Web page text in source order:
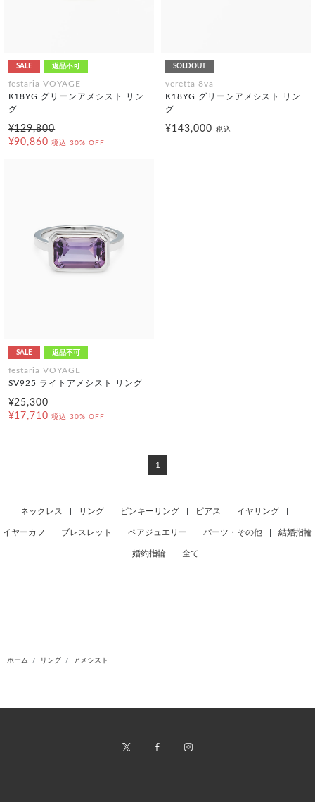
SALE 返品不可
festaria VOYAGE
K18YG グリーンアメシスト リン
グ
¥129,800
¥90,860 税込 30% OFF
SOLDOUT
veretta 8va
K18YG グリーンアメシスト リン
グ
¥143,000 税込
SALE 返品不可
festaria VOYAGE
SV925 ライトアメシスト リング
¥25,300
¥17,710 税込 30% OFF
1
ネックレス リング ピンキーリング ピアス イヤリング
イヤーカフ ブレスレット ペアジュエリー パーツ・その他 結婚指輪
婚約指輪 全て
ホーム リング アメシスト